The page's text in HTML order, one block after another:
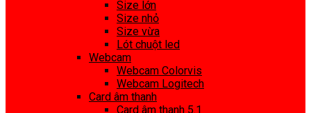
Size lớn
Size nhỏ
Size vừa
Lót chuột led
Webcam
Webcam Colorvis
Webcam Logitech
Card âm thanh
Card âm thanh 5.1